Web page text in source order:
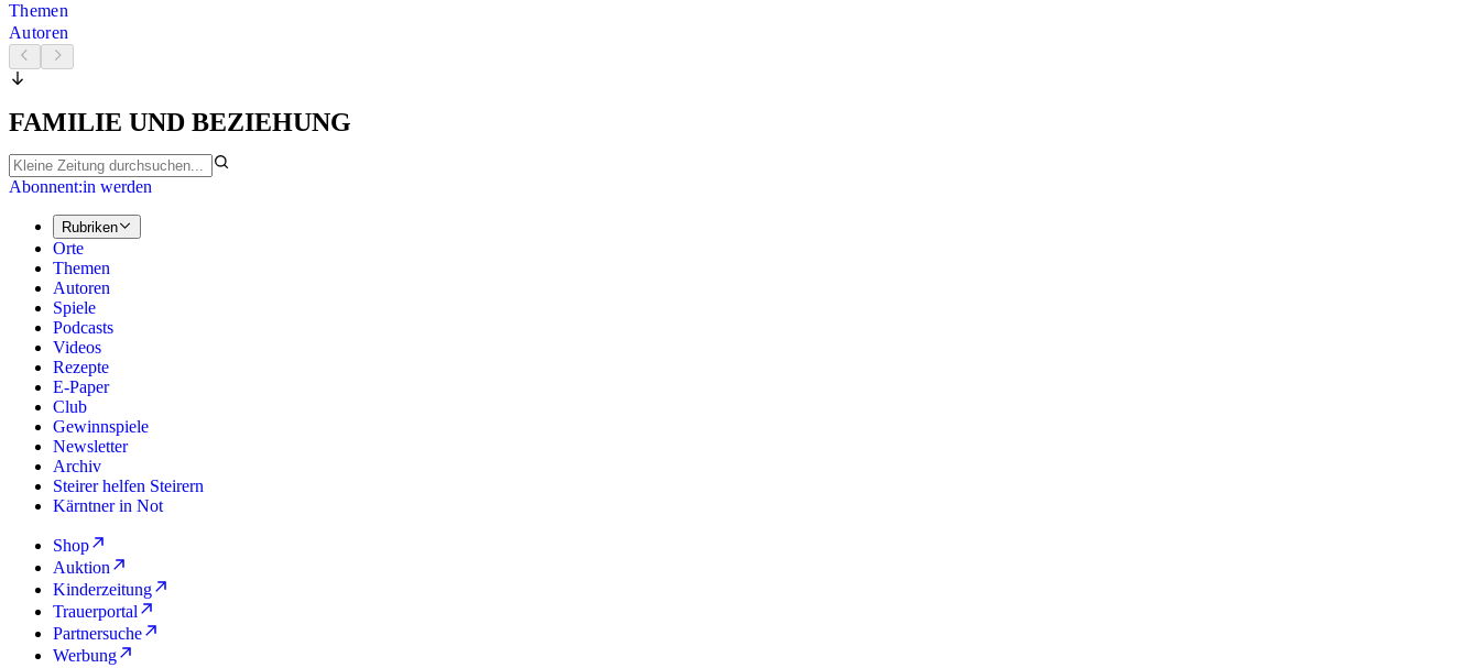
Themen
Autoren
FAMILIE UND BEZIEHUNG
Abonnent:in werden
Rubriken
Orte
Themen
Autoren
Spiele
Podcasts
Videos
Rezepte
E-Paper
Club
Gewinnspiele
Newsletter
Archiv
Steirer helfen Steirern
Kärntner in Not
Shop
Auktion
Kinderzeitung
Trauerportal
Partnersuche
Werbung